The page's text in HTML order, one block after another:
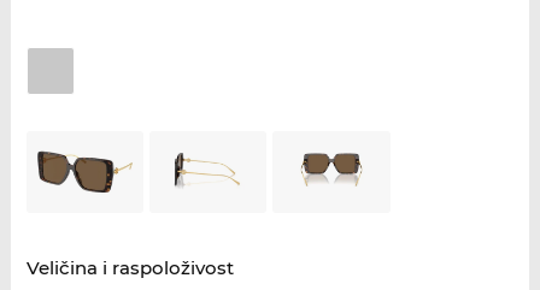
Veličina i raspoloživost